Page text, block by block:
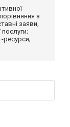
з
заяви,
послуги;
ресурси;